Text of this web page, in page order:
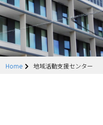
Home 地域活動支援センター